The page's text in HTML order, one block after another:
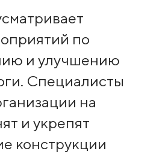
по
и улучшению
Специалисты
на
и укрепят
конструкции